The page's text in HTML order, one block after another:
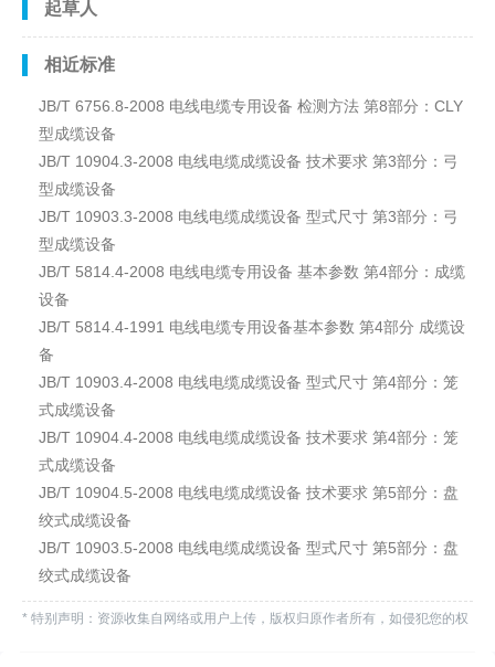
起草人
相近标准
JB/T 6756.8-2008 电线电缆专用设备 检测方法 第8部分：CLY
型成缆设备
JB/T 10904.3-2008 电线电缆成缆设备 技术要求 第3部分：弓
型成缆设备
JB/T 10903.3-2008 电线电缆成缆设备 型式尺寸 第3部分：弓
型成缆设备
JB/T 5814.4-2008 电线电缆专用设备 基本参数 第4部分：成缆
设备
JB/T 5814.4-1991 电线电缆专用设备基本参数 第4部分 成缆设
备
JB/T 10903.4-2008 电线电缆成缆设备 型式尺寸 第4部分：笼
式成缆设备
JB/T 10904.4-2008 电线电缆成缆设备 技术要求 第4部分：笼
式成缆设备
JB/T 10904.5-2008 电线电缆成缆设备 技术要求 第5部分：盘
绞式成缆设备
JB/T 10903.5-2008 电线电缆成缆设备 型式尺寸 第5部分：盘
绞式成缆设备
* 特别声明：资源收集自网络或用户上传，版权归原作者所有，如侵犯您的权